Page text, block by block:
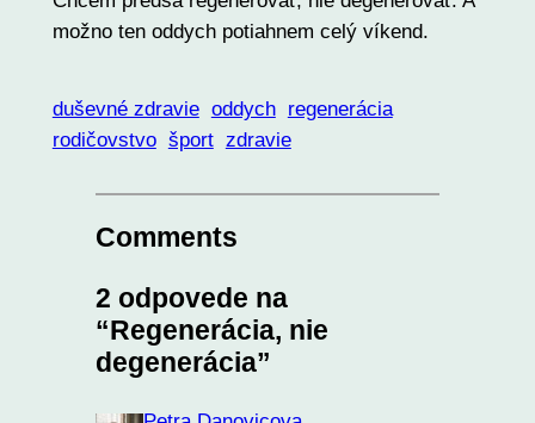
možno ten oddych potiahnem celý víkend.
duševné zdravie oddych regenerácia
rodičovstvo šport zdravie
Comments
2 odpovede na
“Regenerácia, nie
degenerácia”